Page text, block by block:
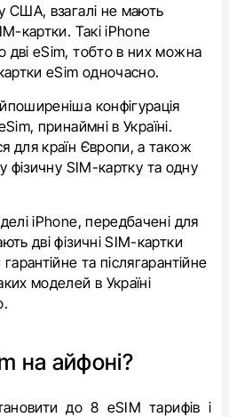
США, взагалі не мають
картки. Такі iPhone
дві eSim, тобто в них можна
eSim одночасно.
конфігурація
, принаймні в Україні.
для країн Європи, а також
фізичну SIM-картку та одну
iPhone, передбачені для
дві фізичніSIM-картки
та післягарантійне
моделей в Україні
на айфоні?
до 8 eSIM тарифів і